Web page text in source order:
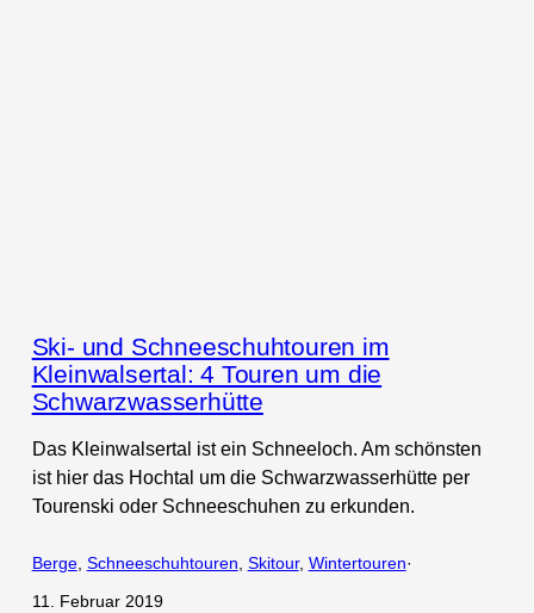
Ski- und Schneeschuhtouren im
Kleinwalsertal: 4 Touren um die
Schwarzwasserhütte
Das Kleinwalsertal ist ein Schneeloch. Am schönsten
ist hier das Hochtal um die Schwarzwasserhütte per
Tourenski oder Schneeschuhen zu erkunden.
Berge, Schneeschuhtouren, Skitour, Wintertouren·
11. Februar 2019